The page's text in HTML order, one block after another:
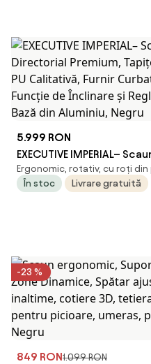
5.999 RON
EXECUTIVE IMPERIAL–
Premium, Tapițerie din
Calitativă, Furnir Curbat
Ergonomic, rotativ, cu roți
În stoc
Livrare gratuită
-23 %
849 RON1.099 RON